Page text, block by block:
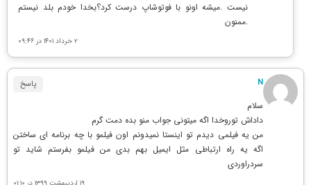
نیست .میشه اونو با فوتوشاپ درست کرد؟بخدا خودم بلد نیستم
.ممنون
۲ خرداد ۱۴۰۱ در ۰۹:۴۶
N پاسخ
سلام
داداش توروخدا اگه میتونی جواب منو بده دمت گرم
من یه فیلمی دیدم تو اینستا نمیدونم اون فیلمو با چه برنامه ای ساختن
اگه یه راه ارتباطی مثل ایمیل بهم بدی من فیلمو بفرستم شاید تو
سردراوردی